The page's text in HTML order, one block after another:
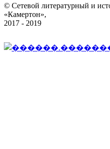
© Сетевой литературный и
«Камертон»,
2017 - 2019